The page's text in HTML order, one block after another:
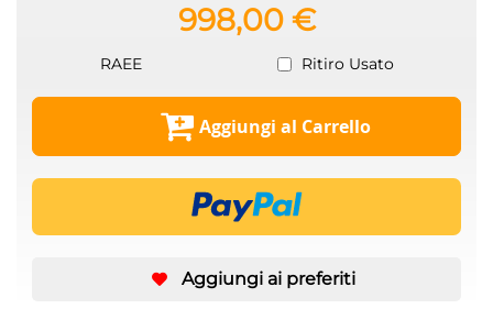
998,00 €
RAEE Ritiro Usato
Aggiungi al Carrello
Aggiungi ai preferiti